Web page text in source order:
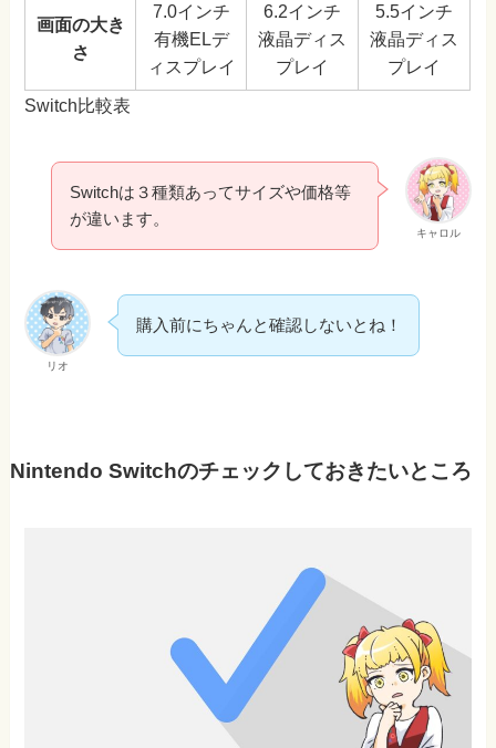
画面の大き
さ
7.0インチ
有機ELデ
ィスプレイ
6.2インチ
液晶ディス
プレイ
5.5インチ
液晶ディス
プレイ
Switch比較表
キャロル
Switchは３種類あってサイズや価格等
が違います。
リオ
購入前にちゃんと確認しないとね！
Nintendo Switchのチェックしておきたいところ